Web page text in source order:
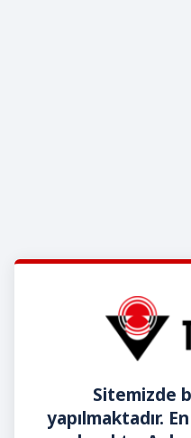
Sitemizde
yapılmaktadır.